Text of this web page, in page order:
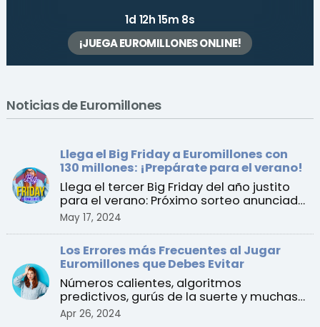
1d 12h 15m 8s
¡JUEGA EUROMILLONES ONLINE!
Noticias de Euromillones
Llega el Big Friday a Euromillones con
130 millones: ¡Prepárate para el verano!
Llega el tercer Big Friday del año justito
para el verano: Próximo sorteo anunciado
para el vier ...
May 17, 2024
Los Errores más Frecuentes al Jugar
Euromillones que Debes Evitar
Números calientes, algoritmos
predictivos, gurús de la suerte y muchas
Apr 26, 2024